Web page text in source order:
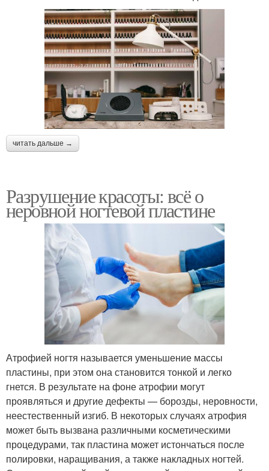
читать дальше →
Разрушение красоты: всё о
неровной ногтевой пластине
Атрофией ногтя называется уменьшение массы
пластины, при этом она становится тонкой и легко
гнется. В результате на фоне атрофии могут
проявляться и другие дефекты — борозды, неровности,
неестественный изгиб. В некоторых случаях атрофия
может быть вызвана различными косметическими
процедурами, так пластина может истончаться после
полировки, наращивания, а также накладных ногтей.